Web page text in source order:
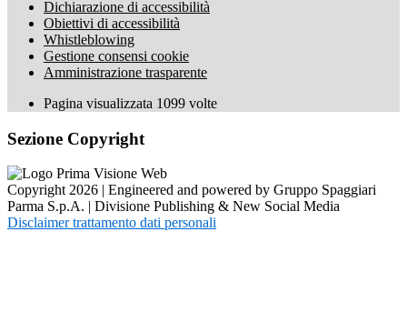
Dichiarazione di accessibilità
Obiettivi di accessibilità
Whistleblowing
Gestione consensi cookie
Amministrazione trasparente
Pagina visualizzata 1099 volte
Sezione Copyright
Copyright 2026 | Engineered and powered by Gruppo Spaggiari
Parma S.p.A. | Divisione Publishing & New Social Media
Disclaimer trattamento dati personali